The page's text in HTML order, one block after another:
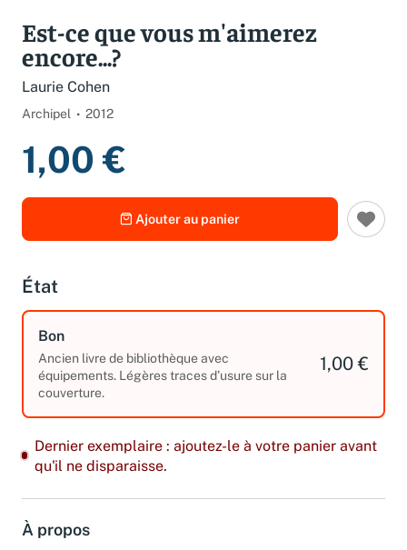
Est-ce que vous m'aimerez
encore...?
Laurie Cohen
Archipel 2012
1,00 €
Ajouter au panier
État
Bon
Ancien livre de bibliothèque avec
équipements. Légères traces d’usure sur la
couverture.
1,00 €
Dernier exemplaire : ajoutez-le à votre panier avant
qu'il ne disparaisse.
À propos